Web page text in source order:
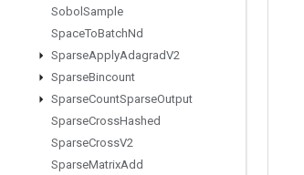
Sobol Sample
SpaceToBatchNd
SparseApplyAdagradV2
SparseBincount
SparseCountSparseOutput
SparseCrossHashed
SparseCrossV2
SparseMatrixAdd